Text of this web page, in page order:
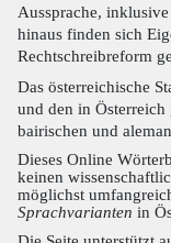
Aussprache,
hinaus finden sich
Rechtschreibreform
Das österreichische
und den in
bairischen und
Dieses Online
keinen
möglichst
Sprachvarianten in